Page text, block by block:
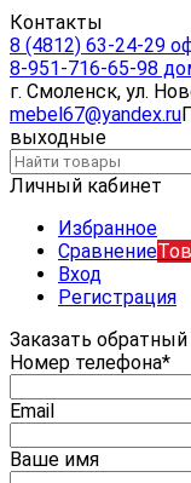
Контакты
8 (4812) 63-24-29
8-951-716-65-98
г. Смоленск, ул.
mebel67@yandex.ru
выходные
Личный кабинет
Избранное
Сравнение
Вход
Регистрация
Заказать
Номер телефона*
Email
Ваше имя